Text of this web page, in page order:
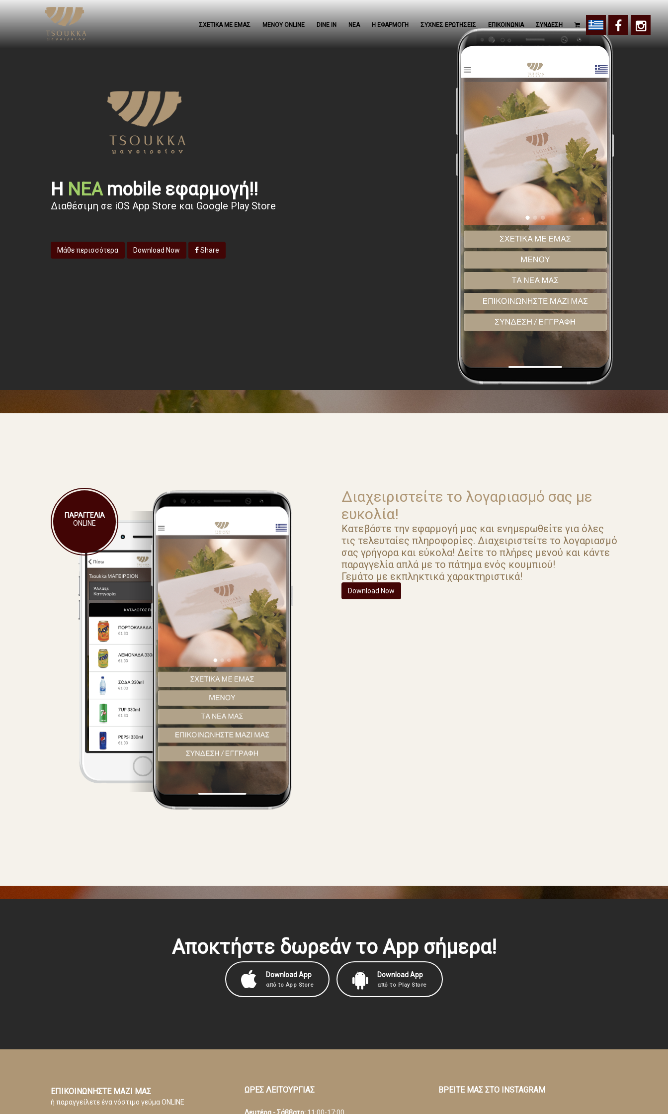
ΣΧΕΤΙΚΑ ΜΕ ΕΜΑΣ ΜΕΝΟΥ ONLINE DINE IN ΝΕΑ Η ΕΦΑΡΜΟΓΗ ΣΥΧΝΕΣ ΕΡΩΤΗΣΕΙΣ ΕΠΙΚΟΙΝΩΝΙΑ ΣΥΝΔΕΣΗ
Η ΝΕΑmobile εφαρμογή!!
Διαθέσιμη σε iOS App Store και Google Play Store
Μάθε περισσότερα Download Now Share
ΠΑΡΑΓΓΕΛΙΑ
ONLINE
Διαχειριστείτε το λογαριασμό σας με
ευκολία!
Κατεβάστε την εφαρμογή μας και ενημερωθείτε για όλες
τις τελευταίες πληροφορίες. Διαχειριστείτε το λογαριασμό
σας γρήγορα και εύκολα! Δείτε το πλήρες μενού και κάντε
παραγγελία απλά με το πάτημα ενός κουμπιού!
Γεμάτο με εκπληκτικά χαρακτηριστικά!
Download Now
Αποκτήστε δωρεάν το Αpp σήμερα!
Download App
από to App Store
Download App
από το Play Store
ΕΠΙΚΟΙΝΩΝΗΣΤΕ ΜΑΖΙ ΜΑΣ
ή παραγγείλετε ένα νόστιμο γεύμα ONLINE
ΩΡΕΣ ΛΕΙΤΟΥΡΓΙΑΣ ΒΡΕΙΤΕ ΜΑΣ ΣΤΟ INSTAGRAM